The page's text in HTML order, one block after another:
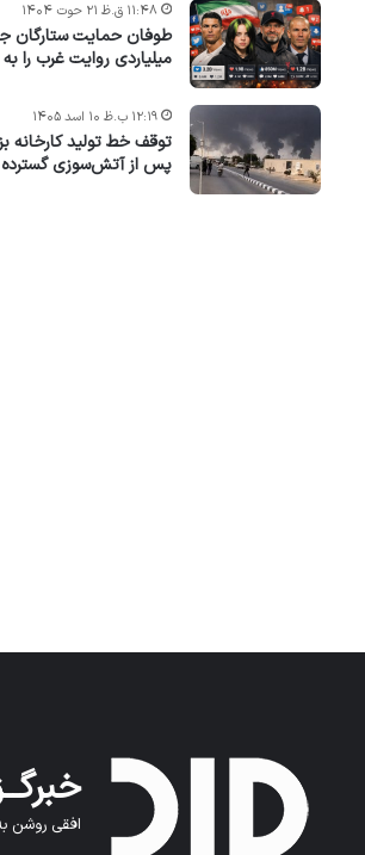
طوفان حمایت ستارگان
میلیاردی روایت غرب را
۱۱:۴۸ ق.ظ ۲۱ حوت ۱۴۰۴
توقف خط تولید کارخانه
پس از آتش‌سوزی گسترده
۱۲:۱۹ ب.ظ ۱۰ اسد ۱۴۰۵
افقی روشن